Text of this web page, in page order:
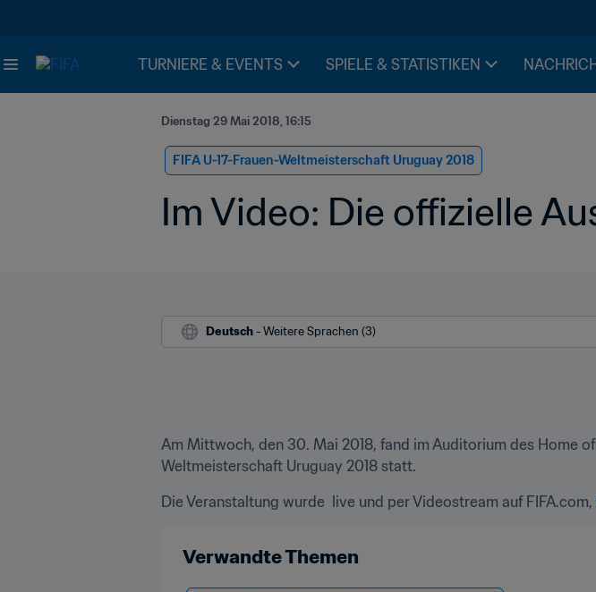
TURNIERE & EVENTS SPIELE & STATISTIKEN
Dienstag 29 Mai 2018, 16:15
FIFA U-17-Frauen-Weltmeisterschaft Uruguay 2018
Im Video: Die offizielle
Deutsch - Weitere Sprachen (3)
Am Mittwoch, den 30. Mai 2018, fand im Auditorium des Home
Weltmeisterschaft Uruguay 2018 statt.
Die Veranstaltung wurde  live und per Videostream auf FIFA.com,
Verwandte Themen